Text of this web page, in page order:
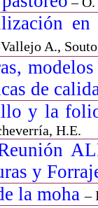
en
A.,
de
y la
H.E.
y
la moha–